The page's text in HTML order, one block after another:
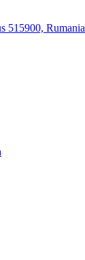
515900, Rumania